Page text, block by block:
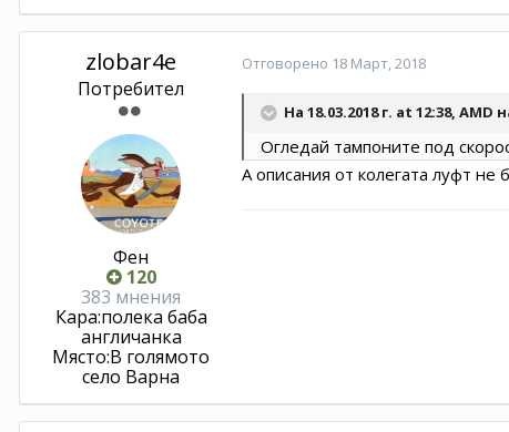
zlobar4e
Потребител
Фен
120
383 мнения
Кара:полека баба
англичанка
Място:В голямото
село Варна
Отговорено 18 Март, 2018
На 18.03.2018 г. at 12:38, AMD
Огледай тампоните под
А описания от колегата луфт не